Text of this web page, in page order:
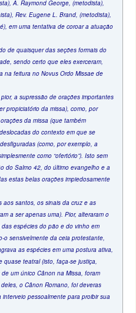
A. Raymond George, (metodista),
Rev. Eugene L. Brand, (metodista),
em uma tentativa de coroar a atuação
de quaisquer das seções formais do
sendo certo que eles exerceram,
na feitura no Novus Ordo Missae de
a supressão de orações importantes
propiciatório da missa), como, por
da missa (que também
do contexto em que se
(como, por exemplo, a
como “ofertório”). Isto sem
do Salmo 42, do último evangelho e a
estas belas orações impiedosamente
aos santos, os sinais da cruz e as
a ser apenas uma). Pior, alteraram o
espécies do pão e do vinho em
o sensivelmente da ceia protestante,
as espécies em uma postura ativa,
quase teatral (isto, faça-se justiça,
um único Cânon na Missa, foram
o Cânon Romano, foi deveras
pessoalmente para proibir sua